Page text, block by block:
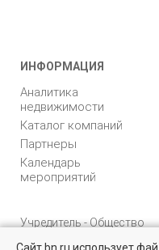
ИНФОРМАЦИЯ
Аналитика
недвижимости
Каталог компаний
Партнеры
Календарь
мероприятий
Учредитель - Общество